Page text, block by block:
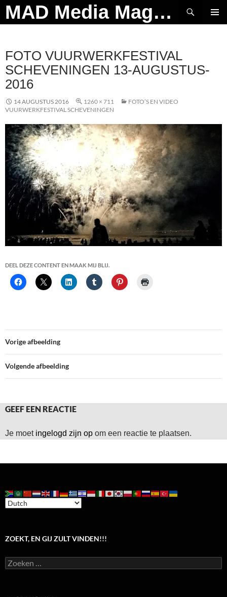
Ga
naar
MAD Media Magazine
Zoeken
FOTO VUURWERKFESTIVAL
SCHEVENINGEN 13-AUGUSTUS-
2016
14 AUGUSTUS 2016 1260 × 711
FOTO’S EN VIDEO
VUURWERKFESTIVAL SCHEVENINGEN
DEEL DEZE CONTENT EN MAAK MIJ BLIJ.
Vorige afbeelding
Volgende afbeelding
GEEF EEN REACTIE
Je moet ingelogd zijn op om een reactie te plaatsen.
ZOEKT, EN GIJ ZULT VINDEN!!!
Zoeken
naar: